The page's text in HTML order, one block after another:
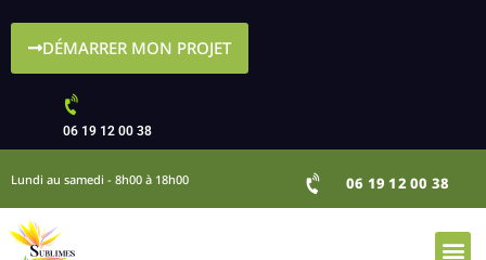
DÉMARRER MON PROJET
06 19 12 00 38
Lundi au samedi - 8h00 à 18h00 06 19 12 00 38